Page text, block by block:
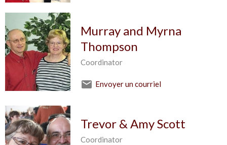
Murray and Myrna
Thompson
Coordinator
Envoyer un courriel
Trevor & Amy Scott
Coordinator